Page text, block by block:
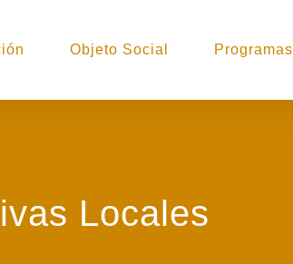
Objeto Social Programas
Locales